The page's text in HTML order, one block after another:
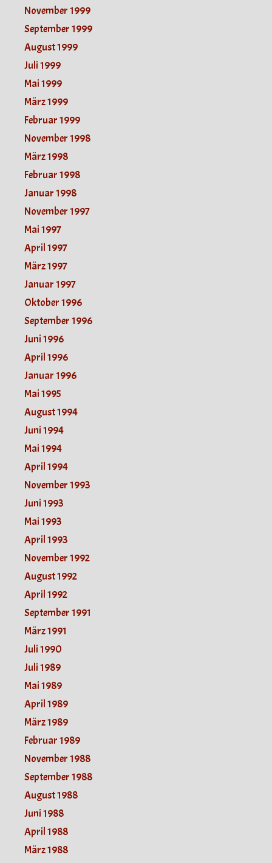
November 1999
September 1999
August 1999
Juli 1999
Mai 1999
März 1999
Februar 1999
November 1998
März 1998
Februar 1998
Januar 1998
November 1997
Mai 1997
April 1997
März 1997
Januar 1997
Oktober 1996
September 1996
Juni 1996
April 1996
Januar 1996
Mai 1995
August 1994
Juni 1994
Mai 1994
April 1994
November 1993
Juni 1993
Mai 1993
April 1993
November 1992
August 1992
April 1992
September 1991
März 1991
Juli 1990
Juli 1989
Mai 1989
April 1989
März 1989
Februar 1989
November 1988
September 1988
August 1988
Juni 1988
April 1988
März 1988